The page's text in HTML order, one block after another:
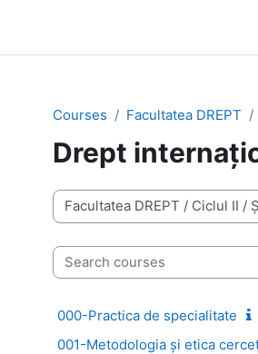
Courses Facultatea DREPT
Drept
Course categories
Search courses
000-Practica de specialitate
001-Metodologia și etica